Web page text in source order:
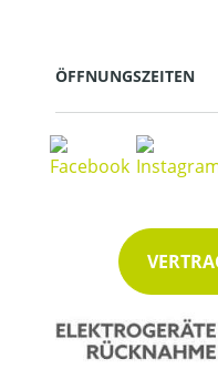
ÖFFNUNGSZEITEN